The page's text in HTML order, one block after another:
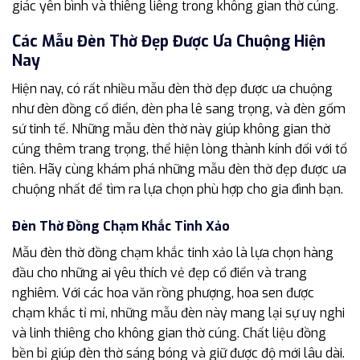
giác yên bình và thiêng liêng trong không gian thờ cúng.
Các Mẫu Đèn Thờ Đẹp Được Ưa Chuộng Hiện
Nay
Hiện nay, có rất nhiều mẫu đèn thờ đẹp được ưa chuộng
như đèn đồng cổ điển, đèn pha lê sang trọng, và đèn gốm
sứ tinh tế. Những mẫu đèn thờ này giúp không gian thờ
cúng thêm trang trọng, thể hiện lòng thành kính đối với tổ
tiên. Hãy cùng khám phá những mẫu đèn thờ đẹp được ưa
chuộng nhất để tìm ra lựa chọn phù hợp cho gia đình bạn.
Đèn Thờ Đồng Chạm Khắc Tinh Xảo
Mẫu đèn thờ đồng chạm khắc tinh xảo là lựa chọn hàng
đầu cho những ai yêu thích vẻ đẹp cổ điển và trang
nghiêm. Với các hoa văn rồng phượng, hoa sen được
chạm khắc tỉ mỉ, những mẫu đèn này mang lại sự uy nghi
và linh thiêng cho không gian thờ cúng. Chất liệu đồng
bền bỉ giúp đèn thờ sáng bóng và giữ được độ mới lâu dài.